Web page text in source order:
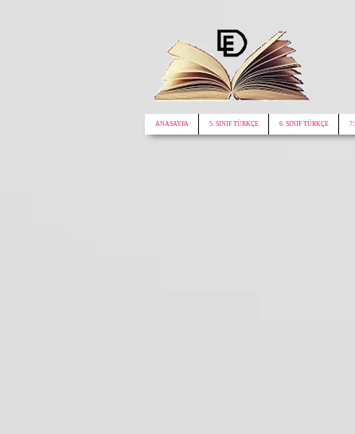
ANASAYFA 5. SINIF TÜRKÇE 6. SINIF TÜRKÇE